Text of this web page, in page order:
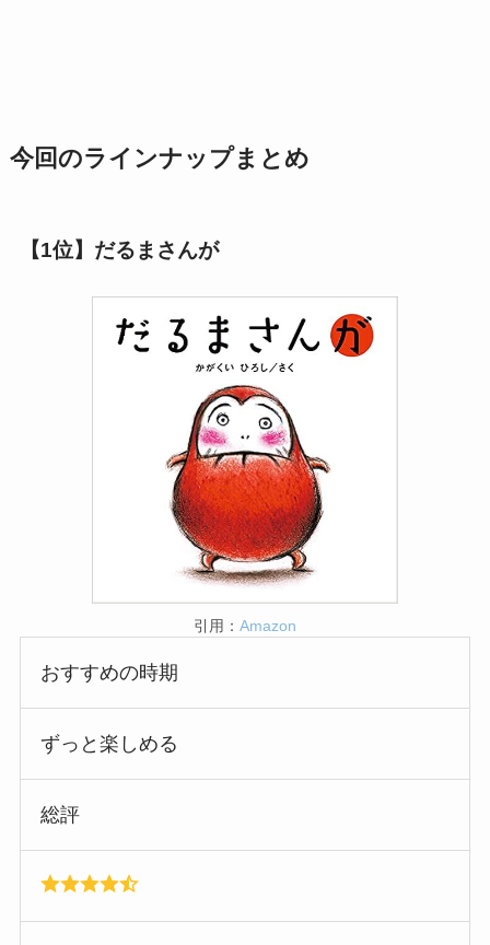
今回のラインナップまとめ
【1位】だるまさんが
引用： Amazon
おすすめの時期
ずっと楽しめる
総評